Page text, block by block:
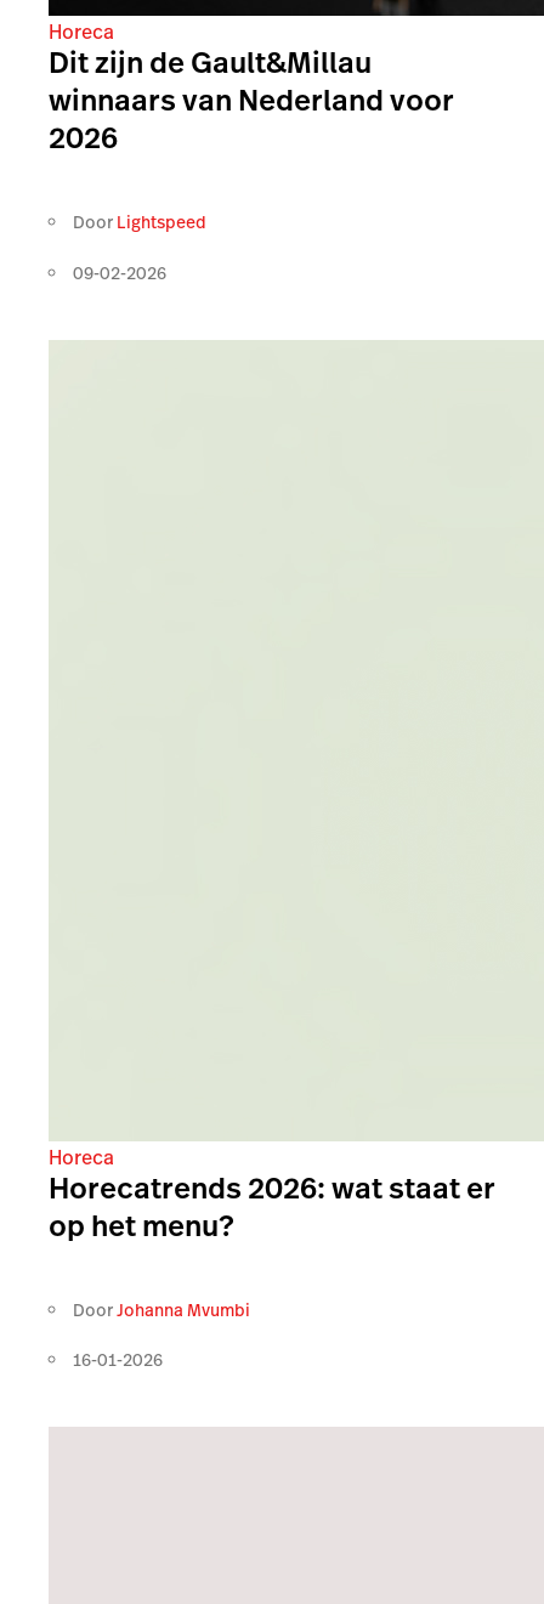
Horeca
Dit zijn de Gault&Millau
winnaars van Nederland voor
2026
Door Lightspeed
09-02-2026
Horeca
Horecatrends 2026: wat staat er
op het menu?
DoorJohanna Mvumbi
16-01-2026